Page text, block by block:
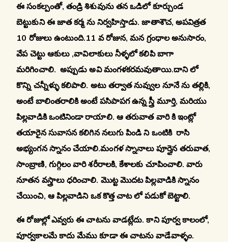
ఈ సంకల్పంతో, తండ్రి శిశువును తన ఒడిలో కూర్చుండ
బెట్టుకుని ఈ జాత కర్మ ను నిర్వహిస్తాడు. జాతాశౌచ, అపవిత్రత
10 రోజులు ఉంటుంది.11 వ రోజున, మన గ్రంధాల అనుసారం,
వేప చెట్టు ఆకులు ,వావిలాకులు నీళ్ళలో కలిపి బాగా
మరిగించాలి. అప్పుడు అవి మంగళకరమవుతాయి.దాని లో
కొన్ని చన్నీళ్ళు కలిపాలి. అటు తర్వాత నువ్వుల నూనే ను తల్లికి,
అంటే బాలింతరాలికి అంటే పసిపాపగ ఉన్న స్త్రీ మూర్తి, మరియు
పిల్లవాడికి ఒంటినిండా రాయాలి. ఆ తరువాత వారి కి ఇంట్లో
తయారైన సువాసన కలిగిన నలుగు పిండి ని ఒంటికి రాసి
అభ్యంగన స్నానం చేయాలి.మంగళ స్నానాలు పూర్తైన తరువాత,
సాంబ్రాణి, గుగ్గిలం వారి శరీరాలకి, కేశాలకు చూపించాలి. వారు
నూతన వస్త్రాలు ధరించాలి. మొట్ట మొదట పిల్లవాడికి స్నానం
చేయించి, ఆ పిల్లవాడిని ఒక కొత్త చాట లో పడుకో బెట్టాలి.
ఈ రోజుల్లో ఎవ్వరు ఈ చాటను వాడట్లేదు. కాని పూర్వ కాలంలో,
పూర్వకాలమే కాదు మేము కూడా ఈ చాటను వాడేవాళ్ళం.